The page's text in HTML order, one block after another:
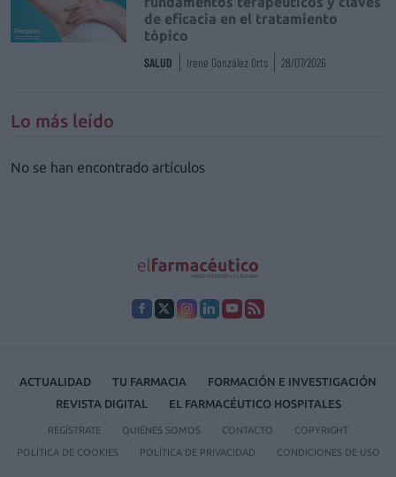
de eficacia en el tratamiento
tópico
SALUD Irene González Orts 28/07/2026
Lo más leído
No se han encontrado artículos
ACTUALIDAD TU FARMACIA
FORMACIÓN E INVESTIGACIÓN
REVISTA DIGITAL
EL FARMACÉUTICO HOSPITALES
REGÍSTRATE QUIÉNES SOMOS CONTACTO COPYRIGHT
POLÍTICA DE COOKIES POLÍTICA DE PRIVACIDAD CONDICIONES DE USO